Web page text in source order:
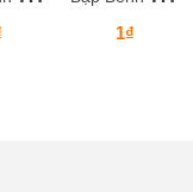
1₫